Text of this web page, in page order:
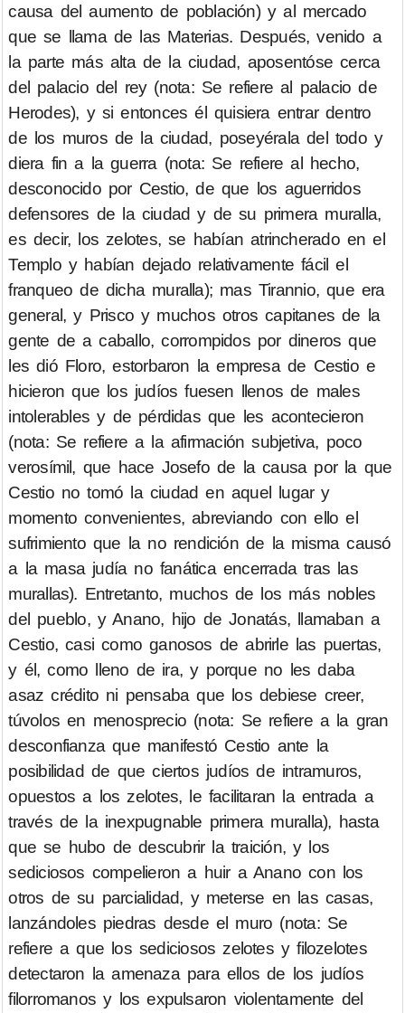
causa del aumento de población) y al mercado
que se llama de las Materias. Después, venido a
la parte más alta de la ciudad, aposentóse cerca
del palacio del rey (nota: Se refiere al palacio de
Herodes), y si entonces él quisiera entrar dentro
de los muros de la ciudad, poseyérala del todo y
diera fin a la guerra (nota: Se refiere al hecho,
desconocido por Cestio, de que los aguerridos
defensores de la ciudad y de su primera muralla,
es decir, los zelotes, se habían atrincherado en el
Templo y habían dejado relativamente fácil el
franqueo de dicha muralla); mas Tirannio, que era
general, y Prisco y muchos otros capitanes de la
gente de a caballo, corrompidos por dineros que
les dió Floro, estorbaron la empresa de Cestio e
hicieron que los judíos fuesen llenos de males
intolerables y de pérdidas que les acontecieron
(nota: Se refiere a la afirmación subjetiva, poco
verosímil, que hace Josefo de la causa por la que
Cestio no tomó la ciudad en aquel lugar y
momento convenientes, abreviando con ello el
sufrimiento que la no rendición de la misma causó
a la masa judía no fanática encerrada tras las
murallas). Entretanto, muchos de los más nobles
del pueblo, y Anano, hijo de Jonatás, llamaban a
Cestio, casi como ganosos de abrirle las puertas,
y él, como lleno de ira, y porque no les daba
asaz crédito ni pensaba que los debiese creer,
túvolos en menosprecio (nota: Se refiere a la gran
desconfianza que manifestó Cestio ante la
posibilidad de que ciertos judíos de intramuros,
opuestos a los zelotes, le facilitaran la entrada a
través de la inexpugnable primera muralla), hasta
que se hubo de descubrir la traición, y los
sediciosos compelieron a huir a Anano con los
otros de su parcialidad, y meterse en las casas,
lanzándoles piedras desde el muro (nota: Se
refiere a que los sediciosos zelotes y filozelotes
detectaron la amenaza para ellos de los judíos
filorromanos y los expulsaron violentamente del